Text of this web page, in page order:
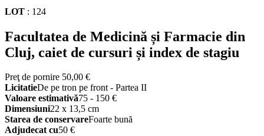
LOT : 124
Facultatea de Medicină și Farmacie din
Cluj, caiet de cursuri și index de stagiu
Preţ de pornire 50,00 €
LicitatieDe pe tron pe front - Partea II
Valoare estimativă75 - 150 €
Dimensiuni22 x 13,5 cm
Starea de conservareFoarte bună
Adjudecat cu50 €